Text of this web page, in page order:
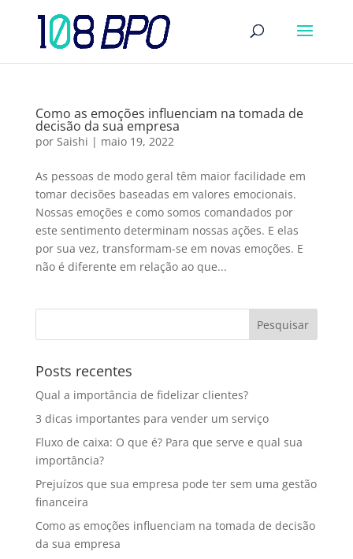
Como as emoções influenciam na tomada de
decisão da sua empresa
por Saishi | maio 19, 2022
As pessoas de modo geral têm maior facilidade em
tomar decisões baseadas em valores emocionais.
Nossas emoções e como somos comandados por
este sentimento determinam nossas ações. E elas
por sua vez, transformam-se em novas emoções. E
não é diferente em relação ao que...
Posts recentes
Qual a importância de fidelizar clientes?
3 dicas importantes para vender um serviço
Fluxo de caixa: O que é? Para que serve e qual sua
importância?
Prejuízos que sua empresa pode ter sem uma gestão
financeira
Como as emoções influenciam na tomada de decisão
da sua empresa